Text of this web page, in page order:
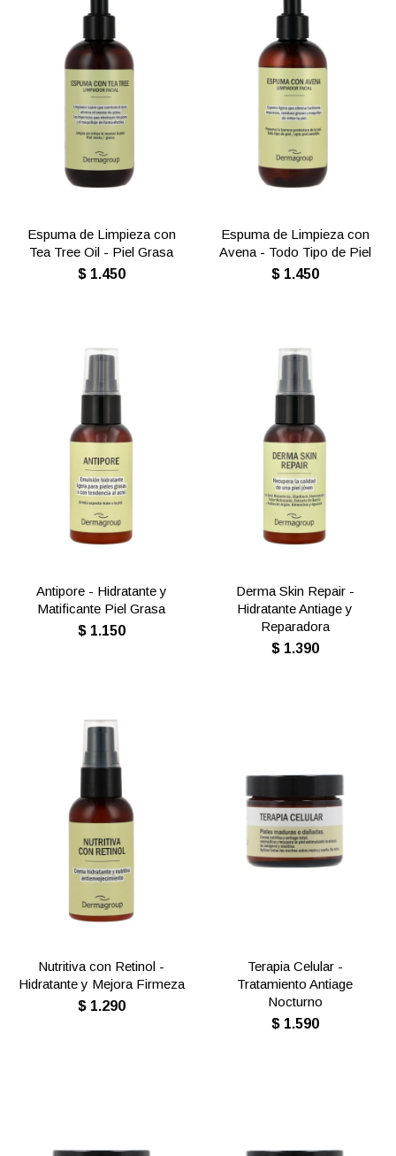
Espuma de Limpieza con
Tea Tree Oil - Piel Grasa
$ 1.450
Espuma de Limpieza con
Avena - Todo Tipo de Piel
$ 1.450
Antipore - Hidratante y
Matificante Piel Grasa
$ 1.150
Derma Skin Repair -
Hidratante Antiage y
Reparadora
$ 1.390
Nutritiva con Retinol -
Hidratante y Mejora Firmeza
$ 1.290
Terapia Celular -
Tratamiento Antiage
Nocturno
$ 1.590